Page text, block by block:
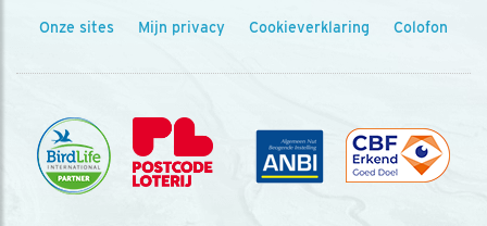
Onze sites Mijn privacy Cookieverklaring Colofon